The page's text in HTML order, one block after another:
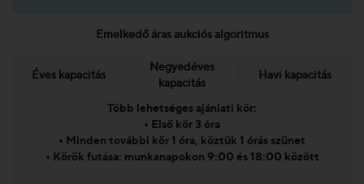
Emelkedő áras aukciós algoritmus
Éves kapacitás
Negyedéves
kapacitás
Havi kapacitás
Több lehetséges ajánlati kör:
• Első kör 3 óra
• Minden további kör 1 óra, köztük 1 órás szünet
• Körök futása: munkanapokon 9:00 és 18:00 között